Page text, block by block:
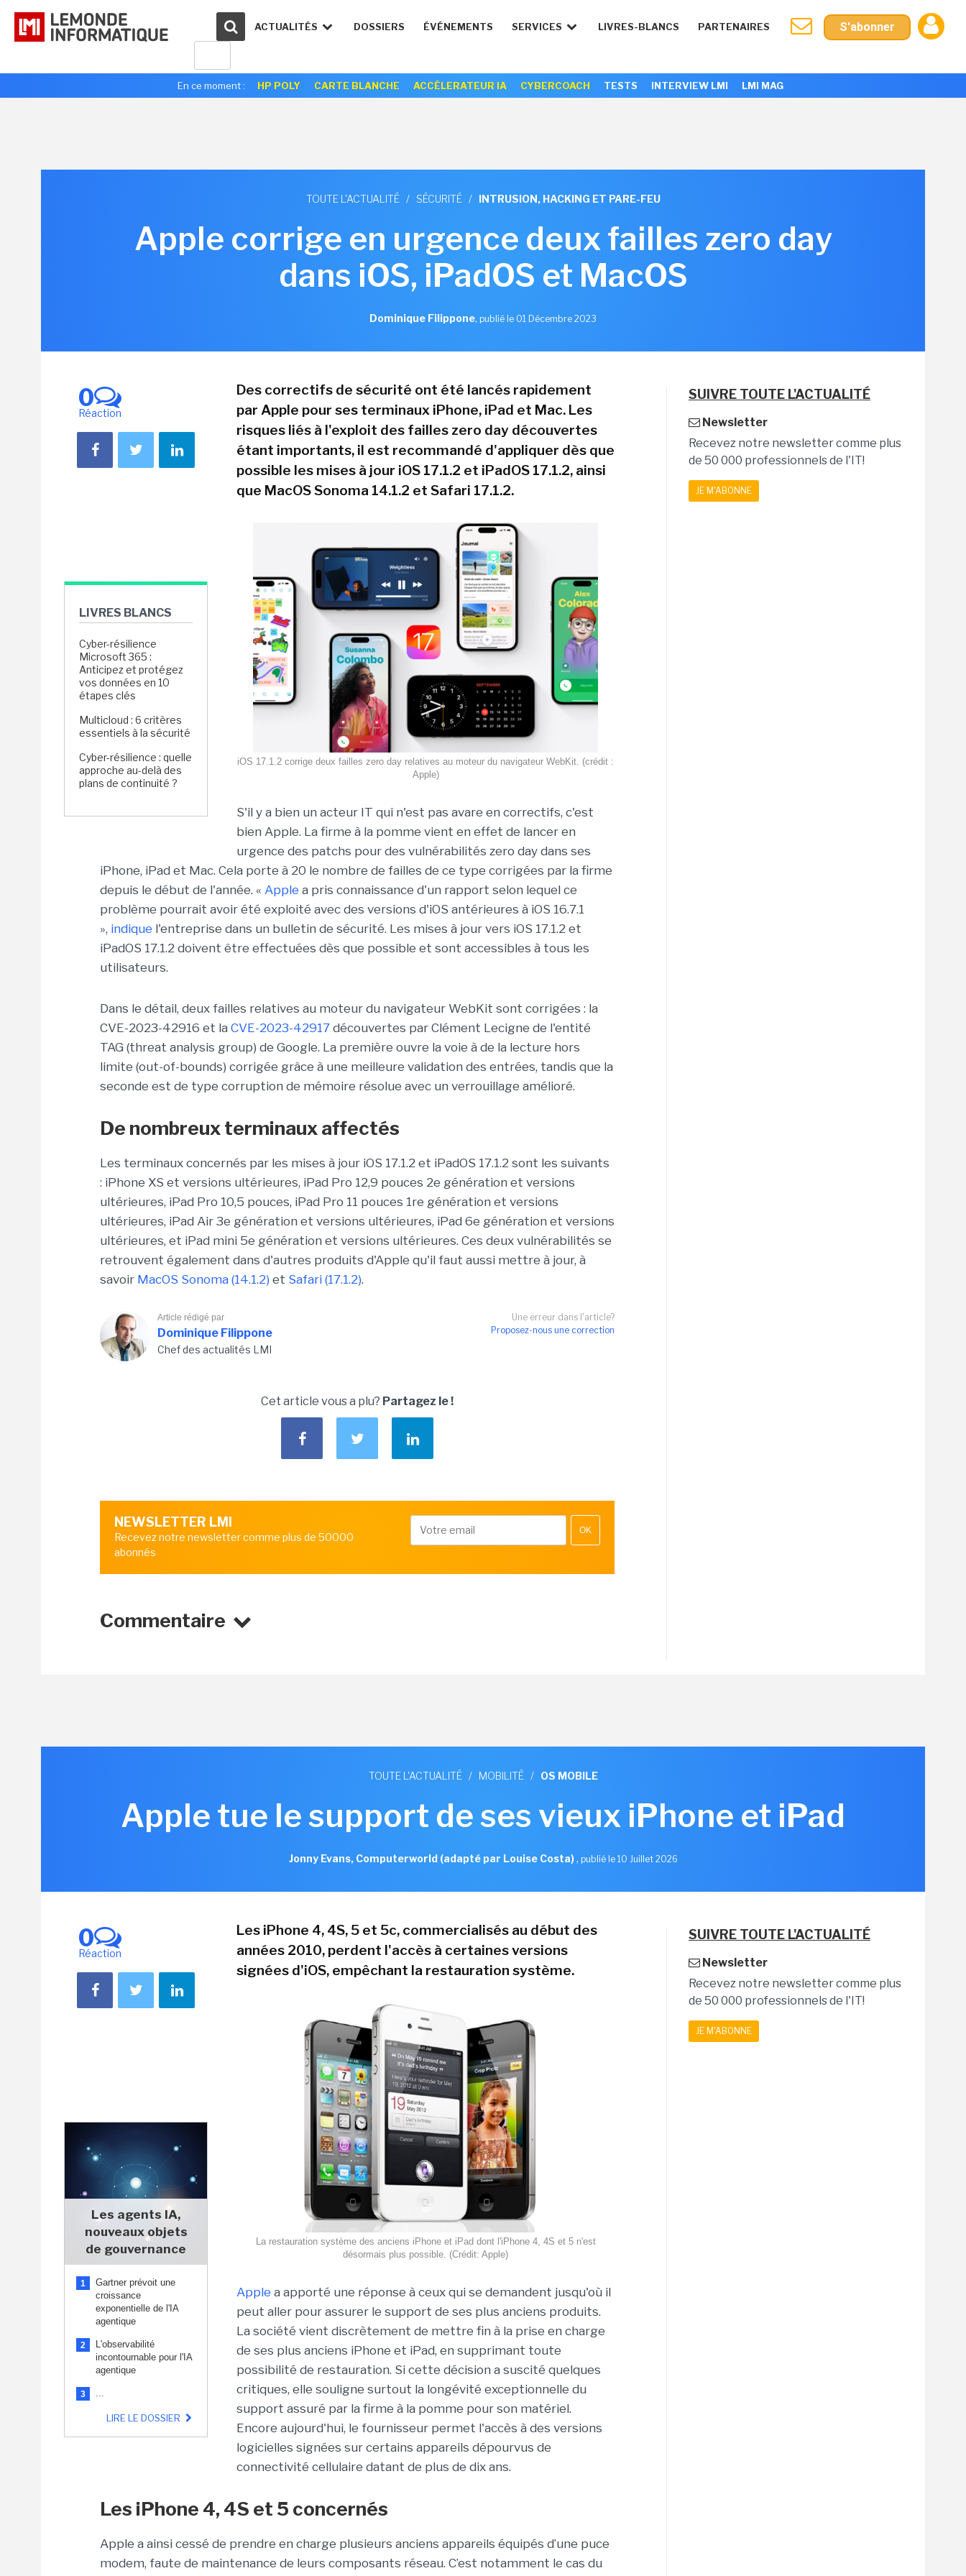
ACTUALITÉS DOSSIERS ÉVÉNEMENTS SERVICES LIVRES-BLANCS PARTENAIRES S'abonner
En ce moment : HP POLY CARTE BLANCHE ACCÉLERATEUR IA CYBERCOACH TESTS INTERVIEW LMI LMI MAG
TOUTE L'ACTUALITÉ / SÉCURITÉ / INTRUSION, HACKING ET PARE-FEU
Apple corrige en urgence deux failles zero day
dans iOS, iPadOS et MacOS
Dominique Filippone, publié le 01 Décembre 2023
0
Réaction
LIVRES BLANCS
Cyber-résilience
Microsoft 365 :
Anticipez et protégez
vos données en 10
étapes clés
Multicloud : 6 critères
essentiels à la sécurité
Cyber-résilience : quelle
approche au-delà des
plans de continuité ?
Des correctifs de sécurité ont été lancés rapidement
par Apple pour ses terminaux iPhone, iPad et Mac. Les
risques liés à l'exploit des failles zero day découvertes
étant importants, il est recommandé d'appliquer dès que
possible les mises à jour iOS 17.1.2 et iPadOS 17.1.2, ainsi
que MacOS Sonoma 14.1.2 et Safari 17.1.2.
iOS 17.1.2 corrige deux failles zero day relatives au moteur du navigateur WebKit. (crédit :
Apple)
S'il y a bien un acteur IT qui n'est pas avare en correctifs, c'est
bien Apple. La firme à la pomme vient en effet de lancer en
urgence des patchs pour des vulnérabilités zero day dans ses
iPhone, iPad et Mac. Cela porte à 20 le nombre de failles de ce type corrigées par la firme
depuis le début de l'année. « Apple a pris connaissance d'un rapport selon lequel ce
problème pourrait avoir été exploité avec des versions d'iOS antérieures à iOS 16.7.1
», indique l'entreprise dans un bulletin de sécurité. Les mises à jour vers iOS 17.1.2 et
iPadOS 17.1.2 doivent être effectuées dès que possible et sont accessibles à tous les
utilisateurs.
Dans le détail, deux failles relatives au moteur du navigateur WebKit sont corrigées : la
CVE-2023-42916 et la CVE-2023-42917 découvertes par Clément Lecigne de l'entité
TAG (threat analysis group) de Google. La première ouvre la voie à de la lecture hors
limite (out-of-bounds) corrigée grâce à une meilleure validation des entrées, tandis que la
seconde est de type corruption de mémoire résolue avec un verrouillage amélioré.
De nombreux terminaux affectés
Les terminaux concernés par les mises à jour iOS 17.1.2 et iPadOS 17.1.2 sont les suivants
: iPhone XS et versions ultérieures, iPad Pro 12,9 pouces 2e génération et versions
ultérieures, iPad Pro 10,5 pouces, iPad Pro 11 pouces 1re génération et versions
ultérieures, iPad Air 3e génération et versions ultérieures, iPad 6e génération et versions
ultérieures, et iPad mini 5e génération et versions ultérieures. Ces deux vulnérabilités se
retrouvent également dans d'autres produits d'Apple qu'il faut aussi mettre à jour, à
savoir MacOS Sonoma (14.1.2) et Safari (17.1.2).
Une erreur dans l'article?
Proposez-nous une correction
Article rédigé par
Dominique Filippone
Chef des actualités LMI
Cet article vous a plu? Partagez le !
NEWSLETTER LMI
Recevez notre newsletter comme plus de 50000
abonnés
OK
Commentaire
SUIVRE TOUTE L'ACTUALITÉ
Newsletter
Recevez notre newsletter comme plus
de 50 000 professionnels de l'IT!
JE M'ABONNE
TOUTE L'ACTUALITÉ / MOBILITÉ / OS MOBILE
Apple tue le support de ses vieux iPhone et iPad
Jonny Evans, Computerworld (adapté par Louise Costa), publié le 10 Juillet 2026
0
Réaction
Les agents IA,
nouveaux objets
de gouvernance
1
Gartner prévoit une
croissance
exponentielle de l'IA
agentique
2
L'observabilité
incontournable pour l'IA
agentique
3 ...
LIRE LE DOSSIER
Les iPhone 4, 4S, 5 et 5c, commercialisés au début des
années 2010, perdent l'accès à certaines versions
signées d'iOS, empêchant la restauration système.
La restauration système des anciens iPhone et iPad dont l'iPhone 4, 4S et 5 n'est
désormais plus possible. (Crédit: Apple)
Apple a apporté une réponse à ceux qui se demandent jusqu'où il
peut aller pour assurer le support de ses plus anciens produits.
La société vient discrètement de mettre fin à la prise en charge
de ses plus anciens iPhone et iPad, en supprimant toute
possibilité de restauration. Si cette décision a suscité quelques
critiques, elle souligne surtout la longévité exceptionnelle du
support assuré par la firme à la pomme pour son matériel.
Encore aujourd'hui, le fournisseur permet l'accès à des versions
logicielles signées sur certains appareils dépourvus de
connectivité cellulaire datant de plus de dix ans.
Les iPhone 4, 4S et 5 concernés
Apple a ainsi cessé de prendre en charge plusieurs anciens appareils équipés d’une puce
modem, faute de maintenance de leurs composants réseau. C’est notamment le cas du
SUIVRE TOUTE L'ACTUALITÉ
Newsletter
Recevez notre newsletter comme plus
de 50 000 professionnels de l'IT!
JE M'ABONNE